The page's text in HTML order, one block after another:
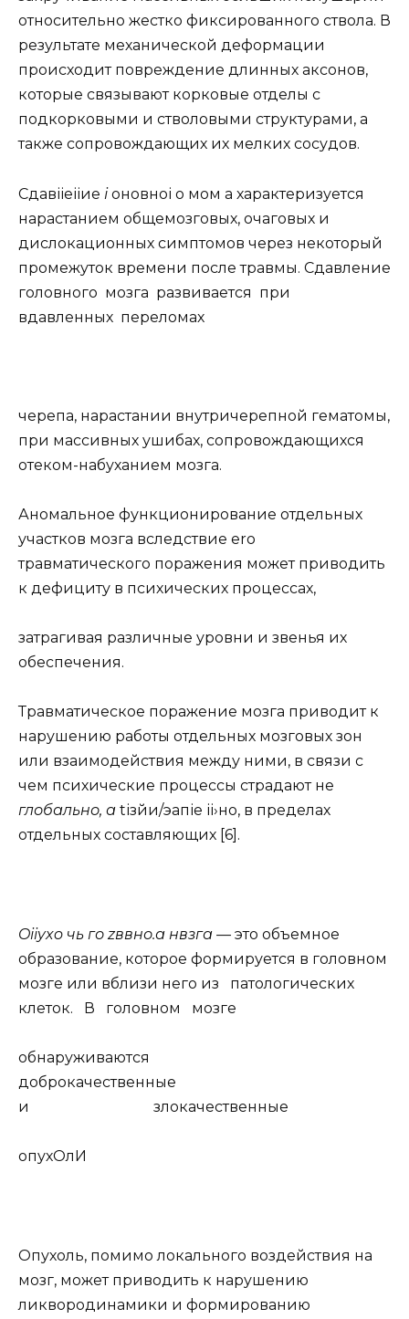
относительно жестко фиксированного ствола. В
результате механической деформации
происходит повреждение длинных аксонов,
которые связывают корковые отделы с
подкорковыми и стволовыми структурами, а
также сопровождающих их мелких сосудов.
Сдавііеііие iоновноі о мом а характеризуется
нарастанием общемозговых, очаговых и
дислокационных симптомов через некоторый
промежуток времени после травмы. Сдавление
головного мозга развивается при
вдавленных переломах
черепа, нарастании внутричерепной гематомы,
при массивных ушибах, сопровождающихся
отеком-набуханием мозга.
Аномальное функционирование отдельных
участков мозга вследствие ero
травматического поражения может приводить
к дефициту в психических процессах,
затрагивая различные уровни и звенья их
обеспечения.
Травматическое поражение мозга приводит к
нарушению работы отдельных мозговых зон
или взаимодействия между ними, в связи с
чем психические процессы страдают не
глобально, а tізйи/эапіе іі›но, в пределах
отдельных составляющих [6].
Oiiyxo чь го zввно.а нвзга — это объемное
образование, которое формируется в головном
мозге или вблизи него из патологических
клеток. В головном мозге
обнаруживаются
доброкачественные
и злокачественные
опухОлИ
Опухоль, помимо локального воздействия на
мозг, может приводить к нарушению
ликвородинамики и формированию